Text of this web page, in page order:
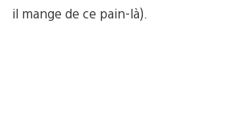
il mange de ce pain-là).